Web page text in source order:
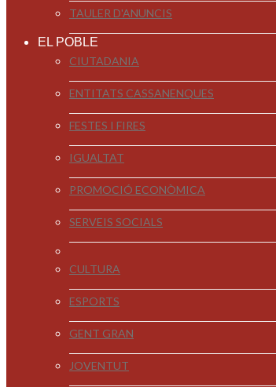
TAULER D'ANUNCIS
EL POBLE
CIUTADANIA
ENTITATS CASSANENQUES
FESTES I FIRES
IGUALTAT
PROMOCIÓ ECONÒMICA
SERVEIS SOCIALS
CULTURA
ESPORTS
GENT GRAN
JOVENTUT